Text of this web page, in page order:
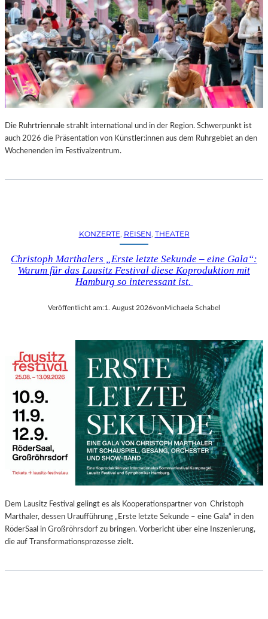
Die Ruhrtriennale strahlt international und in der Region. Schwerpunkt ist
auch 2026 die Präsentation von Künstler:innen aus dem Ruhrgebiet an den
Wochenenden im Festivalzentrum.
KONZERTE, REISEN, THEATER
Christoph Marthalers „Erste letzte Sekunde – eine Gala“:
Warum für das Lausitz Festival diese Koproduktion mit
Hamburg so interessant ist.
Veröffentlicht am:1. August 2026von Michaela Schabel
Dem Lausitz Festival gelingt es als Kooperationspartner von Christoph
Marthaler, dessen Uraufführung „Erste letzte Sekunde – eine Gala“ in den
RöderSaal in Großröhrsdorf zu bringen. Vorbericht über eine Inszenierung,
die auf Transformationsprozesse zielt.